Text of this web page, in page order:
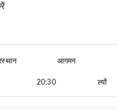
आगमन
20:30 ल्यों